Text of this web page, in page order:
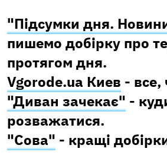
"Підсумки дня.
пишемо добірку про
протягом дня.
Vgorode.ua Киев - все,
"Диван зачекає" -
розважатися.
"Сова" - кращі